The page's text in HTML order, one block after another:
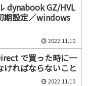
dynabook GZ/HVL
期設定／windows
2022.11.10
で買った時に一
ければならないこと
2022.11.10